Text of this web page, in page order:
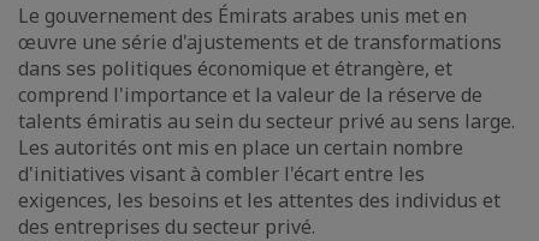
Le gouvernement des Émirats arabes unis met en
œuvre une série d'ajustements et de transformations
dans ses politiques économique et étrangère, et
comprend l'importance et la valeur de la réserve de
talents émiratis au sein du secteur privé au sens large.
Les autorités ont mis en place un certain nombre
d'initiatives visant à combler l'écart entre les
exigences, les besoins et les attentes des individus et
des entreprises du secteur privé.